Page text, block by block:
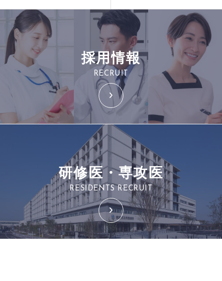
採用情報
RECRUIT
研修医・専攻医
RESIDENTS RECRUIT